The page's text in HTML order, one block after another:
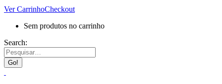
Ver CarrinhoCheckout
Sem produtos no carrinho
Search: